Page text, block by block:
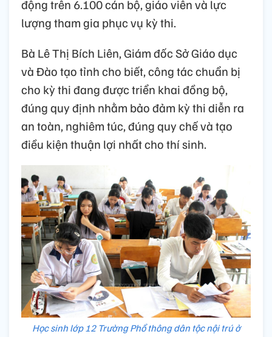
động trên 6.100 cán bộ, giáo viên và lực
lượng tham gia phục vụ kỳ thi.
Bà Lê Thị Bích Liên, Giám đốc Sở Giáo dục
và Đào tạo tỉnh cho biết, công tác chuẩn bị
cho kỳ thi đang được triển khai đồng bộ,
đúng quy định nhằm bảo đảm kỳ thi diễn ra
an toàn, nghiêm túc, đúng quy chế và tạo
điều kiện thuận lợi nhất cho thí sinh.
Học sinh lớp 12 Trường Phổ thông dân tộc nội trú ở